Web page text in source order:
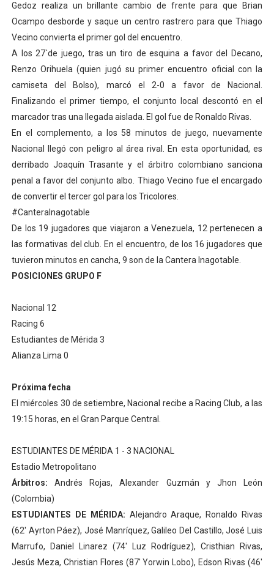
Expertos inspeccionan espacios del OAN para la
Dictan MasterClass en el marco del Encuentro LAGO
Campo Elías avanza con plan de asfaltado
Encuentro estadal fortalece la coordinación de
Gobernador Arnaldo Sánchez apadrina a más de 993
Plan Quirúrgico Regional llega a Pueblo Llano con la
Gedoz realiza un brillante cambio de frente para que Brian
Ocampo desborde y saque un centro rastrero para que Thiago
Vecino convierta el primer gol del encuentro.
A los 27`de juego, tras un tiro de esquina a favor del Decano,
Renzo Orihuela (quien jugó su primer encuentro oficial con la
camiseta del Bolso), marcó el 2-0 a favor de Nacional.
Finalizando el primer tiempo, el conjunto local descontó en el
marcador tras una llegada aislada. El gol fue de Ronaldo Rivas.
En el complemento, a los 58 minutos de juego, nuevamente
Nacional llegó con peligro al área rival. En esta oportunidad, es
derribado Joaquín Trasante y el árbitro colombiano sanciona
penal a favor del conjunto albo. Thiago Vecino fue el encargado
de convertir el tercer gol para los Tricolores.
#CanteraInagotable
De los 19 jugadores que viajaron a Venezuela, 12 pertenecen a
las formativas del club. En el encuentro, de los 16 jugadores que
tuvieron minutos en cancha, 9 son de la Cantera Inagotable.
POSICIONES GRUPO F
Nacional 12
Racing 6
Estudiantes de Mérida 3
Alianza Lima 0
Próxima fecha
El miércoles 30 de setiembre, Nacional recibe a Racing Club, a las
19:15 horas, en el Gran Parque Central.
ESTUDIANTES DE MÉRIDA 1 - 3 NACIONAL
Estadio Metropolitano
Árbitros:Andrés Rojas, Alexander Guzmán y Jhon León
(Colombia)
ESTUDIANTES DE MÉRIDA: Alejandro Araque, Ronaldo Rivas
(62′ Ayrton Páez), José Manríquez, Galileo Del Castillo, José Luis
Marrufo, Daniel Linarez (74′ Luz Rodríguez), Cristhian Rivas,
Jesús Meza, Christian Flores (87′ Yorwin Lobo), Edson Rivas (46′